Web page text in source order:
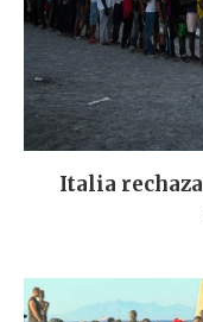
Italia